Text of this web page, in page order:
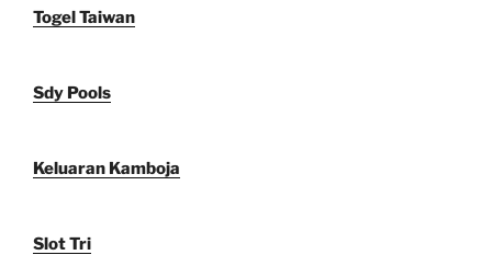
Togel Taiwan
Sdy Pools
Keluaran Kamboja
Slot Tri